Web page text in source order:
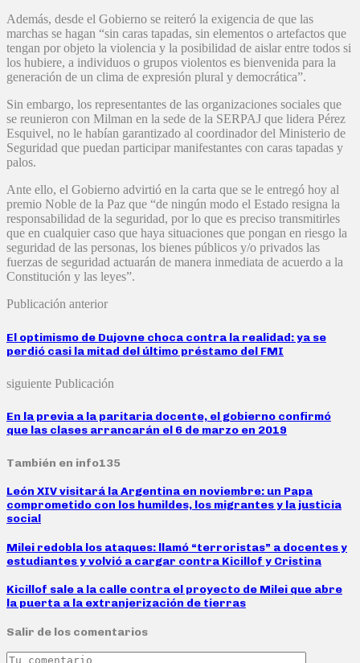
Además, desde el Gobierno se reiteró la exigencia de que las
marchas se hagan “sin caras tapadas, sin elementos o artefactos que
tengan por objeto la violencia y la posibilidad de aislar entre todos si
los hubiere, a individuos o grupos violentos es bienvenida para la
generación de un clima de expresión plural y democrática”.
Sin embargo, los representantes de las organizaciones sociales que
se reunieron con Milman en la sede de la SERPAJ que lidera Pérez
Esquivel, no le habían garantizado al coordinador del Ministerio de
Seguridad que puedan participar manifestantes con caras tapadas y
palos.
Ante ello, el Gobierno advirtió en la carta que se le entregó hoy al
premio Noble de la Paz que “de ningún modo el Estado resigna la
responsabilidad de la seguridad, por lo que es preciso transmitirles
que en cualquier caso que haya situaciones que pongan en riesgo la
seguridad de las personas, los bienes públicos y/o privados las
fuerzas de seguridad actuarán de manera inmediata de acuerdo a la
Constitución y las leyes”.
Publicación anterior
El optimismo de Dujovne choca contra la realidad: ya se
perdió casi la mitad del último préstamo del FMI
siguiente Publicación
En la previa a la paritaria docente, el gobierno confirmó
que las clases arrancarán el 6 de marzo en 2019
También en info135
León XIV visitará la Argentina en noviembre: un Papa
comprometido con los humildes, los migrantes y la justicia
social
Milei redobla los ataques: llamó “terroristas” a docentes y
estudiantes y volvió a cargar contra Kicillof y Cristina
Kicillof sale a la calle contra el proyecto de Milei que abre
la puerta a la extranjerización de tierras
Salir de los comentarios